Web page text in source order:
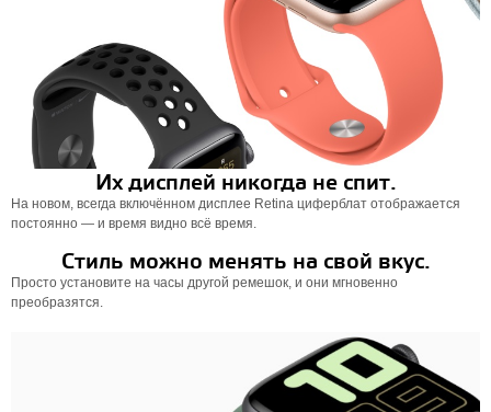
Их дисплей никогда не спит.
На новом, всегда включённом дисплее Retina циферблат отображается
постоянно — и время видно всё время.
Стиль можно менять на свой вкус.
Просто установите на часы другой ремешок, и они мгновенно
преобразятся.